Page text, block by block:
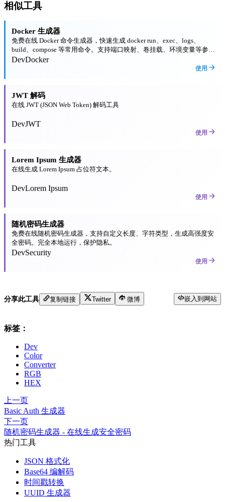
相似工具
Docker 生成器
免费在线 Docker 命令生成器，快速生成 docker run、exec、logs、
build、compose 等常用命令。支持端口映射、卷挂载、环境变量等参数
配置。
DevDocker
使用
JWT 解码
在线 JWT (JSON Web Token) 解码工具
DevJWT
使用
Lorem Ipsum 生成器
在线生成 Lorem Ipsum 占位符文本。
DevLorem Ipsum
使用
随机密码生成器
免费在线随机密码生成器，支持自定义长度、字符类型，生成高强度安
全密码。完全本地运行，保护隐私。
DevSecurity
使用
分享此工具 复制链接 Twitter 微博 嵌入到网站
标签：
Dev
Color
Converter
RGB
HEX
上一页
Basic Auth 生成器
下一页
随机密码生成器 - 在线生成安全密码
热门工具
JSON 格式化
Base64 编解码
时间戳转换
UUID 生成器